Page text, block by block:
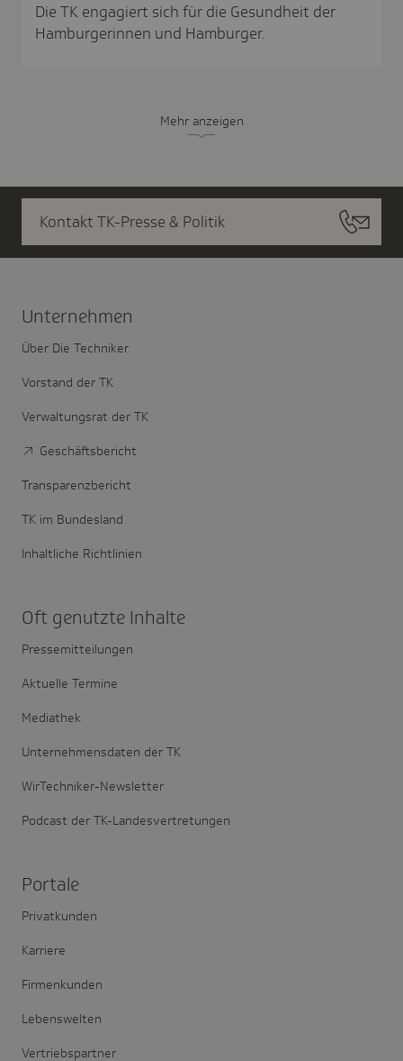
Die TK engagiert sich für die Gesundheit der
Hamburgerinnen und Hamburger.
Mehr anzeigen
Kontakt TK-Presse & Politik
Unter­nehmen
Über Die Techniker
Vorstand der TK
Verwaltungsrat der TK
Geschäftsbericht
Transparenzbericht
TK im Bundesland
Inhaltliche Richtlinien
Oft genutzte Inhalte
Pressemitteilungen
Aktuelle Termine
Mediathek
Unternehmensdaten der TK
WirTechniker-Newsletter
Podcast der TK-Landesvertretungen
Portale
Privatkunden
Karriere
Firmenkunden
Lebenswelten
Vertriebspartner